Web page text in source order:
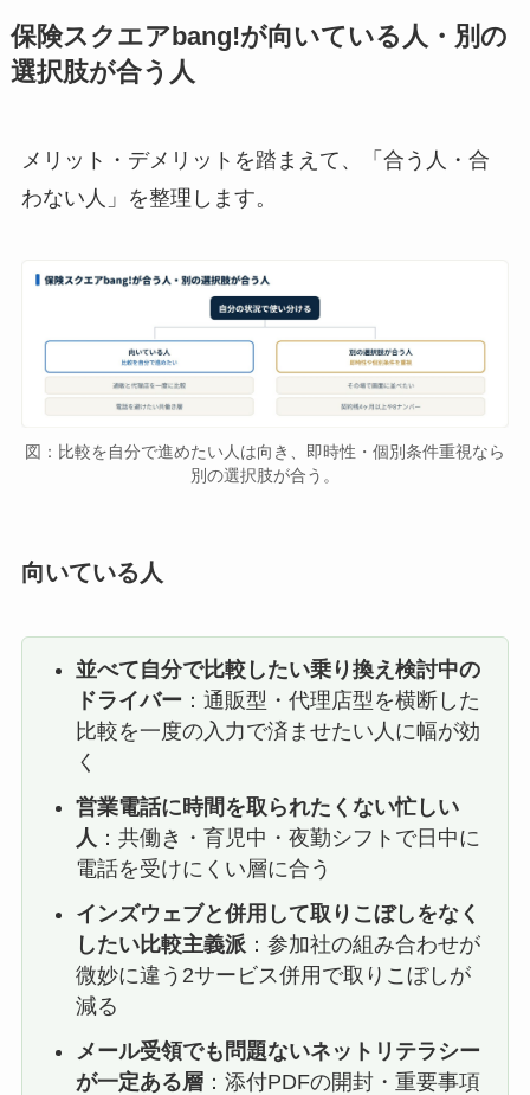
保険スクエアbang!が向いている人・別の
選択肢が合う人
メリット・デメリットを踏まえて、「合う人・合
わない人」を整理します。
図：比較を自分で進めたい人は向き、即時性・個別条件重視なら
別の選択肢が合う。
向いている人
並べて自分で比較したい乗り換え検討中の
ドライバー ：通販型・代理店型を横断した
比較を一度の入力で済ませたい人に幅が効
く
営業電話に時間を取られたくない忙しい
人 ：共働き・育児中・夜勤シフトで日中に
電話を受けにくい層に合う
インズウェブと併用して取りこぼしをなく
したい比較主義派：参加社の組み合わせが
微妙に違う2サービス併用で取りこぼしが
減る
メール受領でも問題ないネットリテラシー
が一定ある層：添付PDFの開封・重要事項